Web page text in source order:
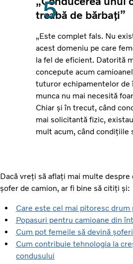
treabă de bărbați”
„Este complet fals. Nu
acest domeniu pe care
la fel de eficient. Datorită
concepute acum
tuturor echipamentelor de
munca nu mai necesită
Chiar și în trecut, când
mai solicitantă fizic,
mult acum, când condițiile
Dacă vreți să aflați mai multe despre
șofer de camion, ar fi bine să citiți și:
Care este cel mai pitoresc drum
Popasuri pentru camioane din
Cum pot femeile să devină
Cum contribuie tehnologia la
condusului